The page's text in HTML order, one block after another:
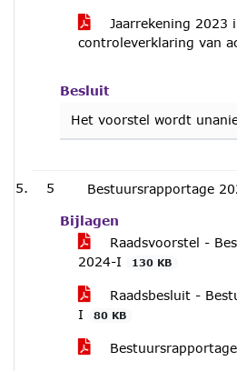
Jaarrekening 2023
controleverklaring van
Besluit
Het voorstel wordt
5 Bestuursrapportage
Bijlagen
Raadsvoorstel -
2024-I
130 KB
Raadsbesluit -
I
80 KB